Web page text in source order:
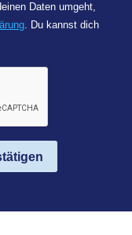
Daten umgeht,
. Du kannst dich